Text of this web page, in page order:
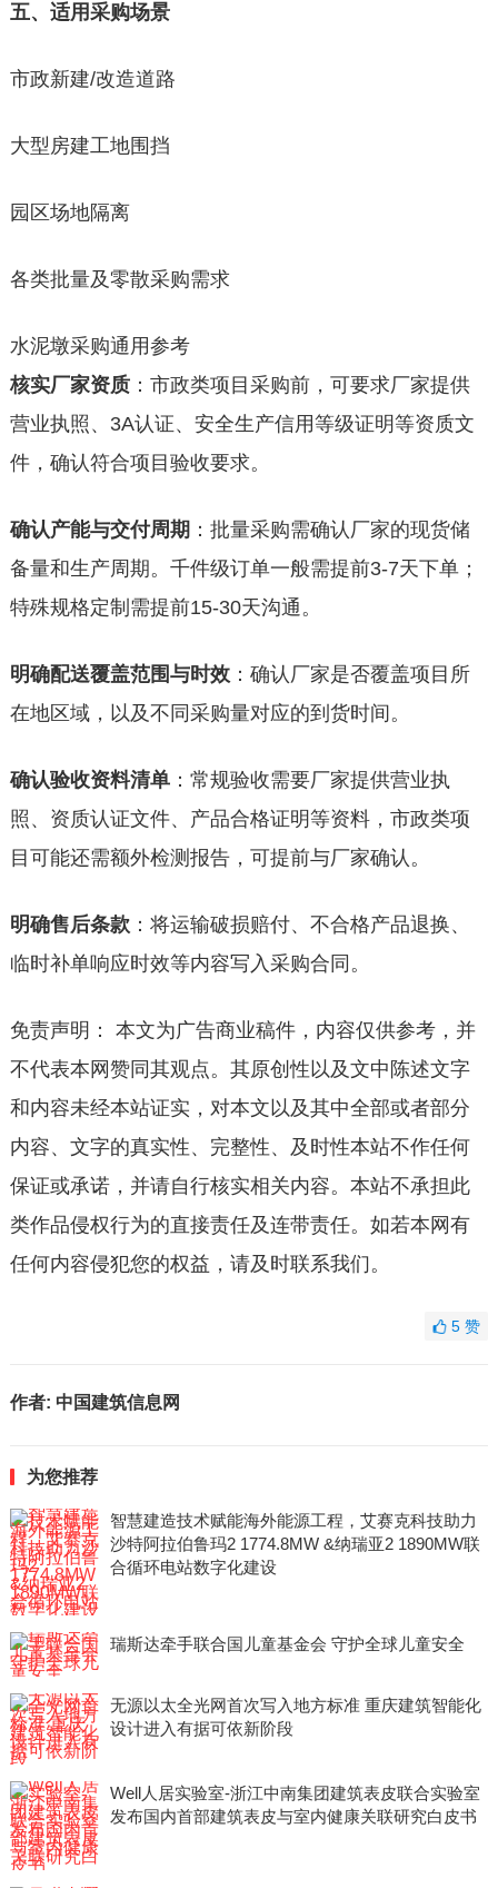
五、适用采购场景
市政新建/改造道路
大型房建工地围挡
园区场地隔离
各类批量及零散采购需求
水泥墩采购通用参考
核实厂家资质：市政类项目采购前，可要求厂家提供
营业执照、3A认证、安全生产信用等级证明等资质文
件，确认符合项目验收要求。
确认产能与交付周期 ：批量采购需确认厂家的现货储
备量和生产周期。千件级订单一般需提前3-7天下单；
特殊规格定制需提前15-30天沟通。
明确配送覆盖范围与时效：确认厂家是否覆盖项目所
在地区域，以及不同采购量对应的到货时间。
确认验收资料清单：常规验收需要厂家提供营业执
照、资质认证文件、产品合格证明等资料，市政类项
目可能还需额外检测报告，可提前与厂家确认。
明确售后条款：将运输破损赔付、不合格产品退换、
临时补单响应时效等内容写入采购合同。
免责声明： 本文为广告商业稿件，内容仅供参考，并
不代表本网赞同其观点。其原创性以及文中陈述文字
和内容未经本站证实，对本文以及其中全部或者部分
内容、文字的真实性、完整性、及时性本站不作任何
保证或承诺，并请自行核实相关内容。本站不承担此
类作品侵权行为的直接责任及连带责任。如若本网有
任何内容侵犯您的权益，请及时联系我们。
5赞
作者: 中国建筑信息网
为您推荐
智慧建造技术赋能海外能源工程，艾赛克科技助力
沙特阿拉伯鲁玛2 1774.8MW &纳瑞亚2 1890MW联
合循环电站数字化建设
瑞斯达牵手联合国儿童基金会 守护全球儿童安全
无源以太全光网首次写入地方标准 重庆建筑智能化
设计进入有据可依新阶段
Well人居实验室-浙江中南集团建筑表皮联合实验室
发布国内首部建筑表皮与室内健康关联研究白皮书